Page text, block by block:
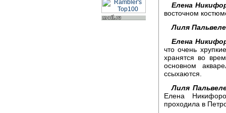
Елена
восточном
Лиля
Елена
что очень
хранятся во
основном
ссыхаются.
Лиля
Елена
проходила в